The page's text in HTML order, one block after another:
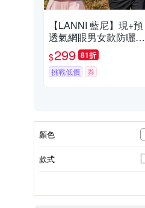
【LANNI 藍尼】現+預
透氣網眼男女款防曬外
套(男外套/女外套/情侶
款/休閒/百搭/薄外套)
$299 81折
挑戰低價 券
顏色
款式